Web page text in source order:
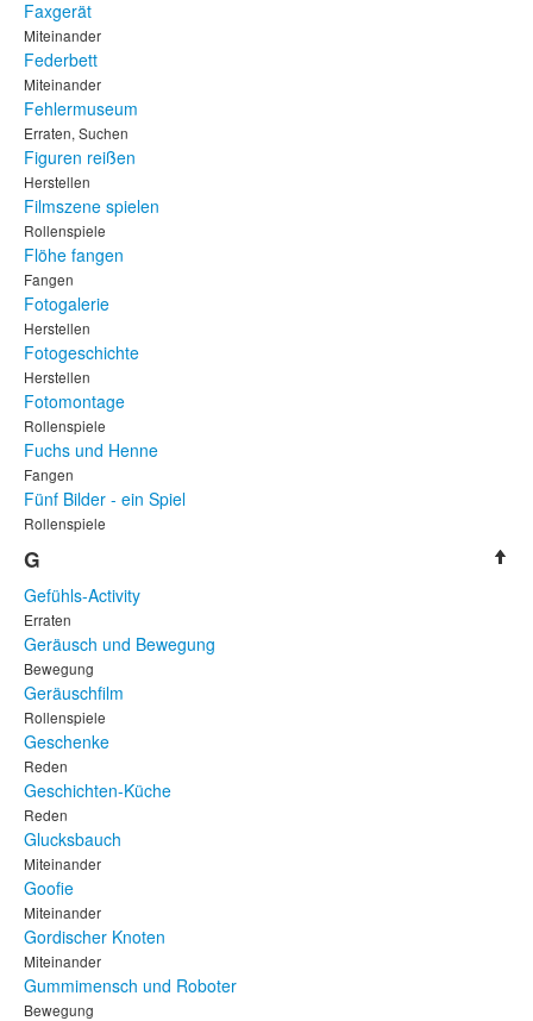
Faxgerät
Miteinander
Federbett
Miteinander
Fehlermuseum
Erraten, Suchen
Figuren reißen
Herstellen
Filmszene spielen
Rollenspiele
Flöhe fangen
Fangen
Fotogalerie
Herstellen
Fotogeschichte
Herstellen
Fotomontage
Rollenspiele
Fuchs und Henne
Fangen
Fünf Bilder - ein Spiel
Rollenspiele
G
Gefühls-Activity
Erraten
Geräusch und Bewegung
Bewegung
Geräuschfilm
Rollenspiele
Geschenke
Reden
Geschichten-Küche
Reden
Glucksbauch
Miteinander
Goofie
Miteinander
Gordischer Knoten
Miteinander
Gummimensch und Roboter
Bewegung